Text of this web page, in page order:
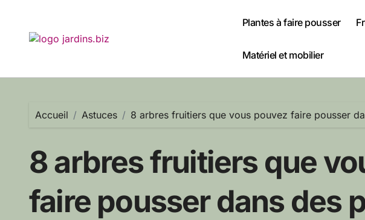
contenu
Plantes à faire pousser
Matériel et mobilier
Accueil Astuces 8 arbres fruitiers que vous pouvez faire pousser
8 arbres fruitiers que
faire pousser dans des